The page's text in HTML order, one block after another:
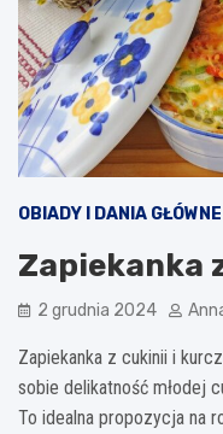
OBIADY I DANIA GŁÓWNE
Zapiekanka
2 grudnia 2024
Zapiekanka z cukinii i
sobie delikatność młodej
To idealna propozycja na